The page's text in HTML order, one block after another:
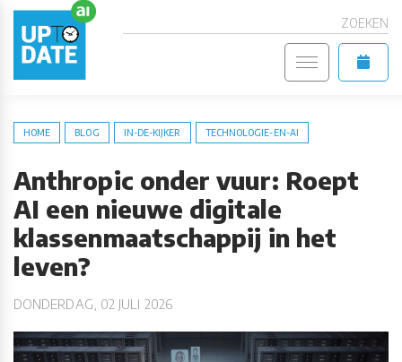
ZOEKEN
HOME BLOG IN-DE-KIJKER TECHNOLOGIE-EN-AI
Anthropic onder vuur: Roept
AI een nieuwe digitale
klassenmaatschappij in het
leven?
DONDERDAG, 02 JULI 2026